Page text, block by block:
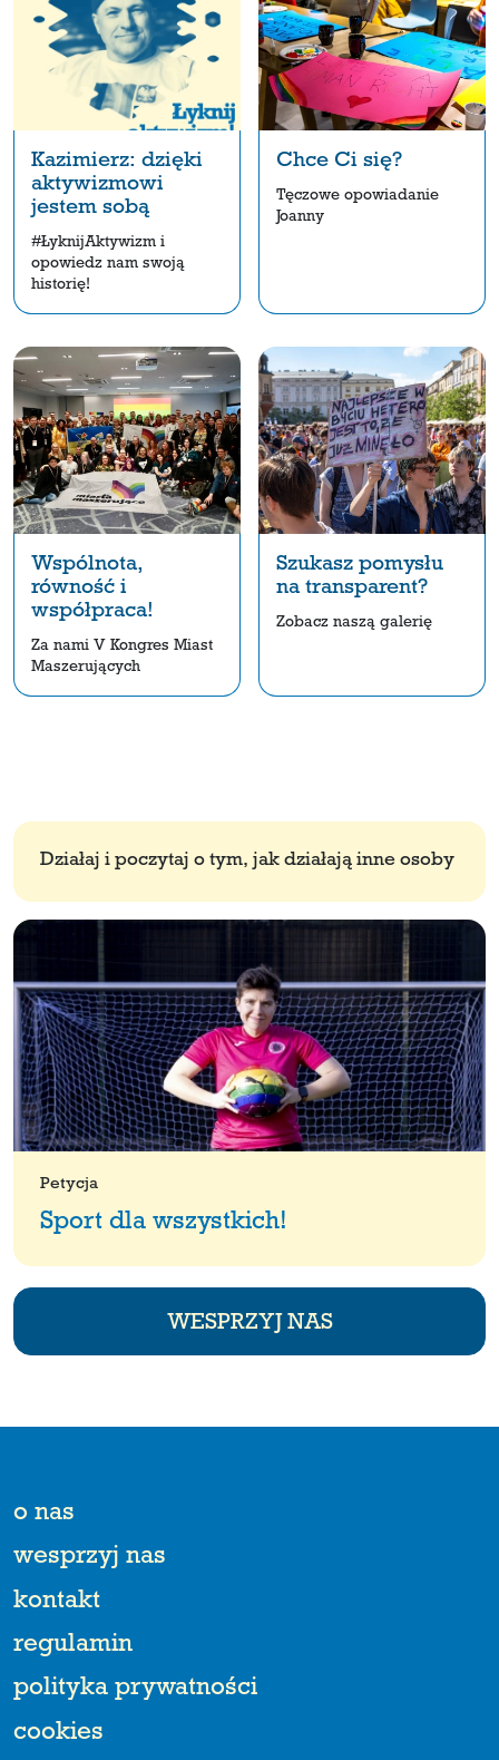
Kazimierz: dzięki
aktywizmowi
jestem sobą
#ŁyknijAktywizm i
opowiedz nam swoją
historię!
Chce Ci się?
Tęczowe opowiadanie
Joanny
Wspólnota,
równość i
współpraca!
Za nami V Kongres Miast
Maszerujących
Szukasz pomysłu
na transparent?
Zobacz naszą galerię
Działaj i poczytaj o tym, jak działają inne osoby
Petycja
Sport dla wszystkich!
WESPRZYJ NAS
o nas
wesprzyj nas
kontakt
regulamin
polityka prywatności
cookies